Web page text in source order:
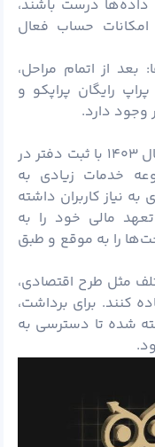
داده‌ها درست باشند،
حساب فعال
از اتمام مراحل،
رایگان پراپکو و
وجود دارد.
پراپ فرم پراپ کو فعالیت خود را از سال ۱۴۰۳ با ثبت دفتر در
خدمات زیادی به
به نیاز کاربران داشته
مالی خود را به
را به موقع و طبق
مثل طرح اقتصادی،
کنند. برای برداشت،
شده تا دسترسی به